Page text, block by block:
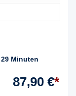
Minuten
87,90 €*